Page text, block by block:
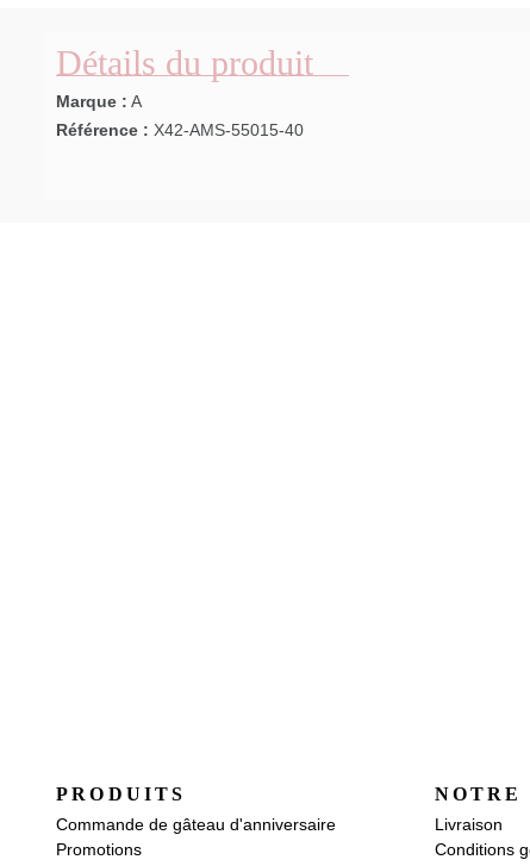
Détails du produit
Marque : A
Référence : X42-AMS-55015-40
PRODUITS
Commande de gâteau d'anniversaire
Promotions
NOTRE
Livraison
Conditions